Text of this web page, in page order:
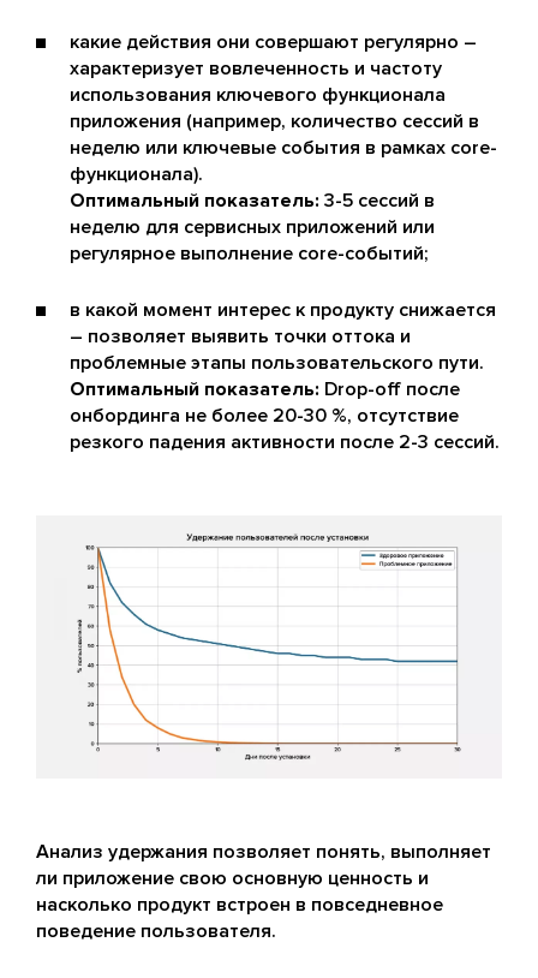
какие действия они совершают регулярно –
характеризует вовлеченность и частоту
использования ключевого функционала
приложения (например, количество сессий в
неделю или ключевые события в рамках core-
функционала).
Оптимальный показатель: 3-5 сессий в
неделю для сервисных приложений или
регулярное выполнение core-событий;
в какой момент интерес к продукту снижается
– позволяет выявить точки оттока и
проблемные этапы пользовательского пути.
Оптимальный показатель: Drop-off после
онбординга не более 20-30 %, отсутствие
резкого падения активности после 2-3 сессий.
Анализ удержания позволяет понять, выполняет
ли приложение свою основную ценность и
насколько продукт встроен в повседневное
поведение пользователя.